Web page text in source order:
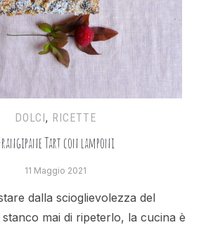
DOLCI, RICETTE
Tart con lamponi
11 Maggio 2021
dalla scioglievolezza del
mai di ripeterlo, la cucina è